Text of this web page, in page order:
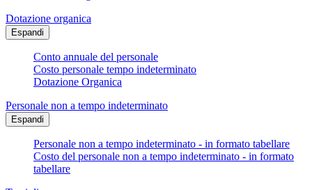
Dotazione organica
Espandi
Conto annuale del personale
Costo personale tempo indeterminato
Dotazione Organica
Personale non a tempo indeterminato
Espandi
Personale non a tempo indeterminato - in formato tabellare
Costo del personale non a tempo indeterminato - in formato
tabellare